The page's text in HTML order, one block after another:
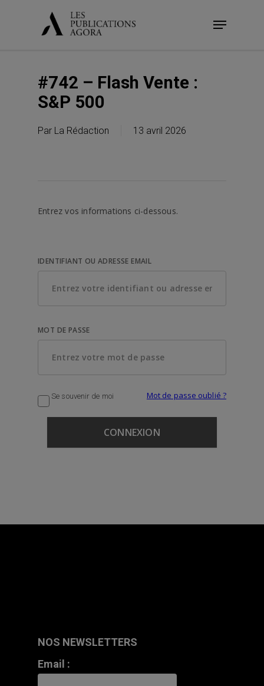
Menu
#742 – Flash Vente :
S&P 500
Par La Rédaction 13 avril 2026
Entrez vos informations ci-dessous.
IDENTIFIANT OU ADRESSE EMAIL
MOT DE PASSE
Se souvenir de moi Mot de passe oublié ?
NOS NEWSLETTERS
Email :